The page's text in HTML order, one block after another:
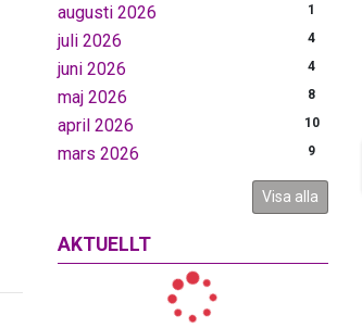
augusti 2026 1
juli 2026 4
juni 2026 4
maj 2026 8
april 2026 10
mars 2026 9
Visa alla
AKTUELLT